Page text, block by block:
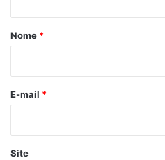
r
*
Nome *
E-mail *
Site